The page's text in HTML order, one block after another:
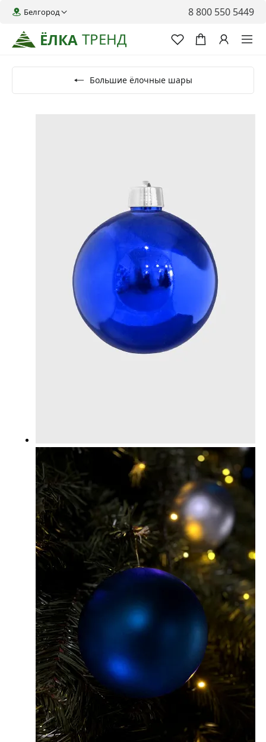
ЁЛКА ТРЕНД
Белгород 8 800 550 5449
Большие ёлочные шары